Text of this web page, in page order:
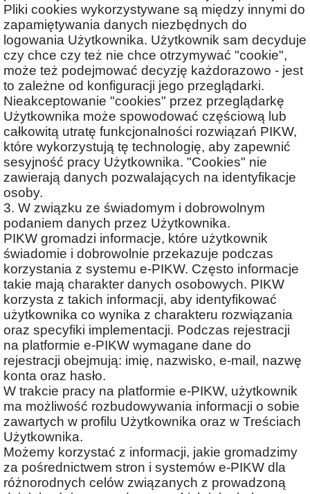
Pliki cookies wykorzystywane są między innymi do
zapamiętywania danych niezbędnych do
logowania Użytkownika. Użytkownik sam decyduje
czy chce czy też nie chce otrzymywać "cookie",
może też podejmować decyzję każdorazowo - jest
to zależne od konfiguracji jego przeglądarki.
Nieakceptowanie "cookies" przez przeglądarkę
Użytkownika może spowodować częściową lub
całkowitą utratę funkcjonalności rozwiązań PIKW,
które wykorzystują tę technologię, aby zapewnić
sesyjność pracy Użytkownika. "Cookies" nie
zawierają danych pozwalających na identyfikacje
osoby.
3. W związku ze świadomym i dobrowolnym
podaniem danych przez Użytkownika.
PIKW gromadzi informacje, które użytkownik
świadomie i dobrowolnie przekazuje podczas
korzystania z systemu e-PIKW. Często informacje
takie mają charakter danych osobowych. PIKW
korzysta z takich informacji, aby identyfikować
użytkownika co wynika z charakteru rozwiązania
oraz specyfiki implementacji. Podczas rejestracji
na platformie e-PIKW wymagane dane do
rejestracji obejmują: imię, nazwisko, e-mail, nazwę
konta oraz hasło.
W trakcie pracy na platformie e-PIKW, użytkownik
ma możliwość rozbudowywania informacji o sobie
zawartych w profilu Użytkownika oraz w Treściach
Użytkownika.
Możemy korzystać z informacji, jakie gromadzimy
za pośrednictwem stron i systemów e-PIKW dla
różnorodnych celów związanych z prowadzoną